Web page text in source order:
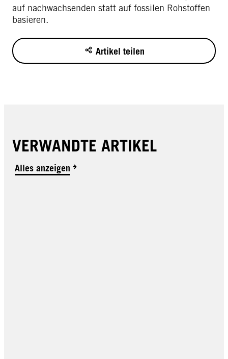
auf nachwachsenden statt auf fossilen Rohstoffen
basieren.
Artikel teilen
VERWANDTE ARTIKEL
Alles anzeigen